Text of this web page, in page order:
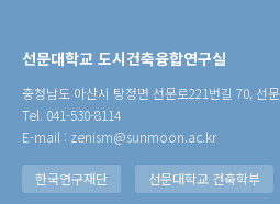
선문대학교 도시건축융합연구실
충청남도 아산시 탕정면 선문로221번길 70, 선
Tel. 041-530-8114
E-mail : zenism@sunmoon.ac.kr
한국연구재단 선문대학교 건축학부